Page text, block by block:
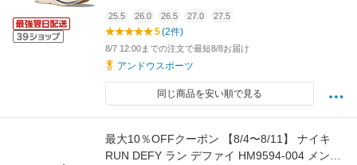
25.5 26.0 26.5 27.0 27.5
5(2件)
8/7 12:00までの注文で最短8/8お届け
アンドウスポーツ
同じ商品を安い順で見る
最大10％OFFクーポン 【8/4〜8/11】 ナイキ
RUN DEFY ラン デファイ HM9594-004 メンズ